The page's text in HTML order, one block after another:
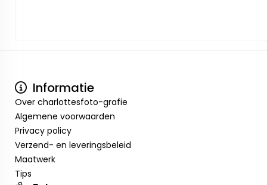
Informatie
Over charlottesfoto-grafie
Algemene voorwaarden
Privacy policy
Verzend- en leveringsbeleid
Maatwerk
Tips